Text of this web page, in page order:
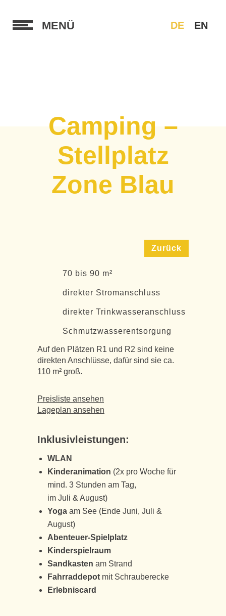
MENÜ DE EN
Camping –
Stellplatz
Zone Blau
Zurück
70 bis 90 m²
direkter Stromanschluss
direkter Trinkwasseranschluss
Schmutzwasserentsorgung
Auf den Plätzen R1 und R2 sind keine
direkten Anschlüsse, dafür sind sie ca.
110 m² groß.
Preisliste ansehen
Lageplan ansehen
Inklusivleistungen:
WLAN
Kinderanimation (2x pro Woche für
mind. 3 Stunden am Tag,
im Juli & August)
Yoga am See (Ende Juni, Juli &
August)
Abenteuer-Spielplatz
Kinderspielraum
Sandkasten am Strand
Fahrraddepot mit Schrauberecke
Erlebniscard